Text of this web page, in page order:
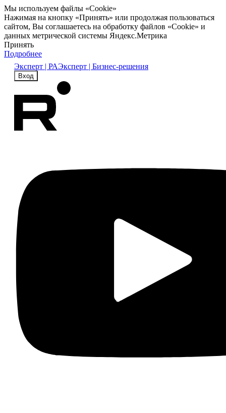
Мы используем файлы «Cookie»
Нажимая на кнопку «Принять» или продолжая пользоваться
сайтом, Вы соглашаетесь на обработку файлов «Cookie» и
данных метрической системы Яндекс.Метрика
Принять
Подробнее
Эксперт | РАЭксперт | Бизнес-решения
Вход